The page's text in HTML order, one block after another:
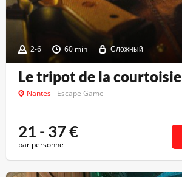
2-6 60 min Сложный
Le tripot de la courtoisie
Nantes Escape Game
21 - 37€
par personne